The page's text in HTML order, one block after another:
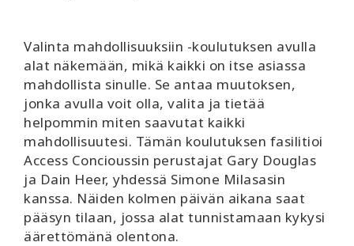
CONTACT
SEARCH
Valinta mahdollisuuksiin -koulutuksen avulla
alat näkemään, mikä kaikki on itse asiassa
mahdollista sinulle. Se antaa muutoksen,
jonka avulla voit olla, valita ja tietää
helpommin miten saavutat kaikki
mahdollisuutesi. Tämän koulutuksen fasilitioi
Access Concioussin perustajat Gary Douglas
ja Dain Heer, yhdessä Simone Milasasin
kanssa. Näiden kolmen päivän aikana saat
pääsyn tilaan, jossa alat tunnistamaan kykysi
äärettömänä olentona.